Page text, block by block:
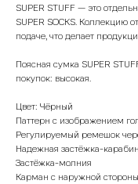
SUPER STUFF — это
SUPER SOCKS. Коллекцию
подаче, что делает
Поясная сумка SUPER
покупок: высокая.
Цвет: Чёрный
Паттерн с изображением
Регулируемый ремешок
Надежная застёжка-карабин
Застёжка-молния
Карман с наружной стороны